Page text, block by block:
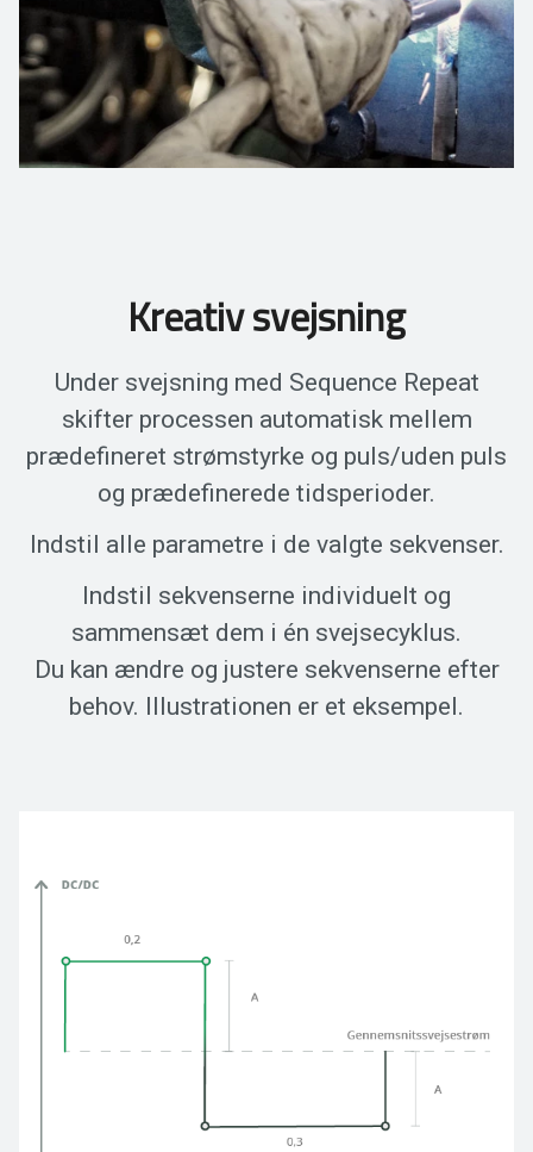
Kreativ svejsning
Under svejsning med Sequence Repeat
skifter processen automatisk mellem
prædefineret strømstyrke og puls/uden puls
og prædefinerede tidsperioder.
Indstil alle parametre i de valgte sekvenser.
Indstil sekvenserne individuelt og
sammensæt dem i én svejsecyklus.
Du kan ændre og justere sekvenserne efter
behov. Illustrationen er et eksempel.